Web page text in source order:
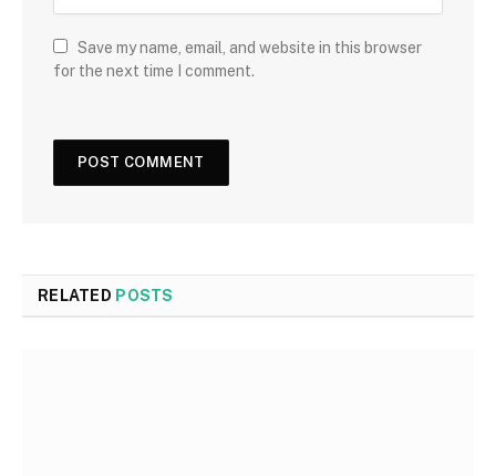
Save my name, email, and website in this browser
for the next time I comment.
RELATED POSTS